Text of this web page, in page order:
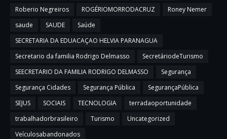
Roberio Negreiros
ROGÉRIOMORRODACRUZ
Roney Nemer
saude
SAUDE
Saúde
SECRETARIA DA EDUACAÇAO HELVIA PARANAGUA
Secretario da familia Rodrigo Delmasso
SecretáriodeTurismo
SEECRETARIO DA FAMILIA RODRIGO DELMASSO
Segurança
Segurança Cidades
Segurança Pública
SegurançaPública
SEJUS
SOCIAIS TECNOLOGIA
terradaoportunidade
trabalhadorbrasileiro
Turismo
Uncategorized
Veículosabandonados